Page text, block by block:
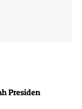
Presiden